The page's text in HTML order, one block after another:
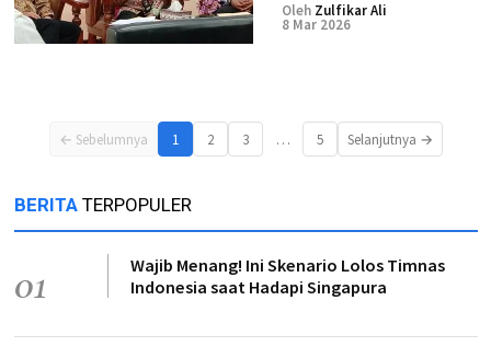
Oleh Zulfikar Ali
8 Mar 2026
← Sebelumnya 1 2 3 … 5 Selanjutnya →
BERITA TERPOPULER
01
Wajib Menang! Ini Skenario Lolos Timnas
Indonesia saat Hadapi Singapura